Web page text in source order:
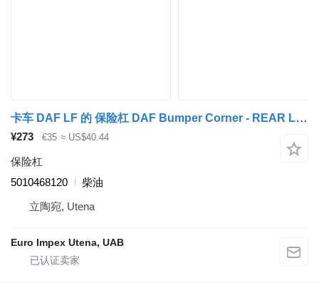
卡车 DAF LF 的 保险杠 DAF Bumper Corner - REAR LEFT 5010468120
¥273 €35 ≈ US$40.44
保险杠
5010468120
柴油
立陶宛, Utena
Euro Impex Utena, UAB